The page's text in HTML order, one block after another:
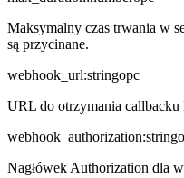
Maksymalny czas trwania w
są przycinane.
webhook_url:stringopc
URL do otrzymania callbacku
webhook_authorization:string
Nagłówek Authorization dla